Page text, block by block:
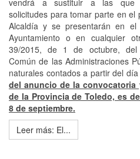
solicitudes para tomar parte en
Alcaldía y se presentarán en
Ayuntamiento o en cualquier
39/2015, de 1 de octubre, del
Común de las Administraciones
naturales contados a partir del
del anuncio de la
de la Provincia de Toledo, es
8 de septiembre.
Leer más: El...